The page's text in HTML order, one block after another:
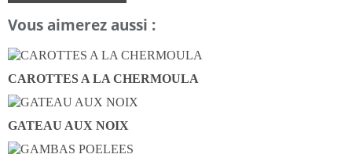
Vous aimerez aussi :
CAROTTES A LA CHERMOULA
GATEAU AUX NOIX